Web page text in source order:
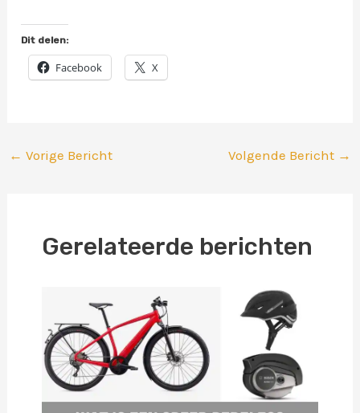
Dit delen:
Facebook X
← Vorige Bericht Volgende Bericht →
Gerelateerde berichten